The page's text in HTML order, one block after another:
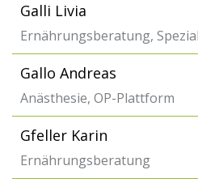
Galli Livia
Ernährungsberatung,
Gallo Andreas
Anästhesie, OP-Plattform
Gfeller Karin
Ernährungsberatung